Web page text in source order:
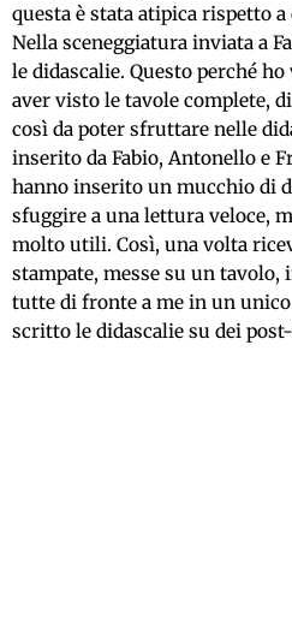
questa è stata atipica rispetto
Nella sceneggiatura inviata a
le didascalie. Questo perché
aver visto le tavole complete,
così da poter sfruttare nelle
inserito da Fabio, Antonello e
hanno inserito un mucchio di
sfuggire a una lettura veloce,
molto utili. Così, una volta
stampate, messe su un tavolo,
tutte di fronte a me in un unico
scritto le didascalie su dei